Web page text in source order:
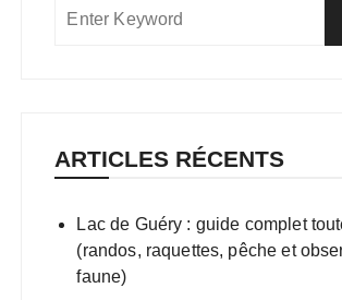
ARTICLES RÉCENTS
Lac de Guéry : guide complet
(randos, raquettes, pêche et
faune)